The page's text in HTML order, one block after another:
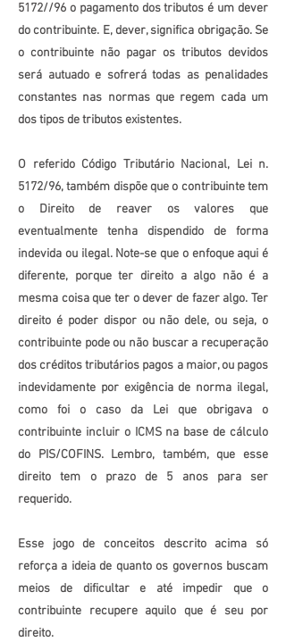
5172//96 o pagamento dos tributos é um dever
do contribuinte. E, dever, significa obrigação. Se
o contribuinte não pagar os tributos devidos
será autuado e sofrerá todas as penalidades
constantes nas normas que regem cada um
dos tipos de tributos existentes.
O referido Código Tributário Nacional, Lei n.
5172/96, também dispõe que o contribuinte tem
o Direito de reaver os valores que
eventualmente tenha dispendido de forma
indevida ou ilegal. Note-se que o enfoque aqui é
diferente, porque ter direito a algo não é a
mesma coisa que ter o dever de fazer algo. Ter
direito é poder dispor ou não dele, ou seja, o
contribuinte pode ou não buscar a recuperação
dos créditos tributários pagos a maior, ou pagos
indevidamente por exigência de norma ilegal,
como foi o caso da Lei que obrigava o
contribuinte incluir o ICMS na base de cálculo
do PIS/COFINS. Lembro, também, que esse
direito tem o prazo de 5 anos para ser
requerido.
Esse jogo de conceitos descrito acima só
reforça a ideia de quanto os governos buscam
meios de dificultar e até impedir que o
contribuinte recupere aquilo que é seu por
direito.